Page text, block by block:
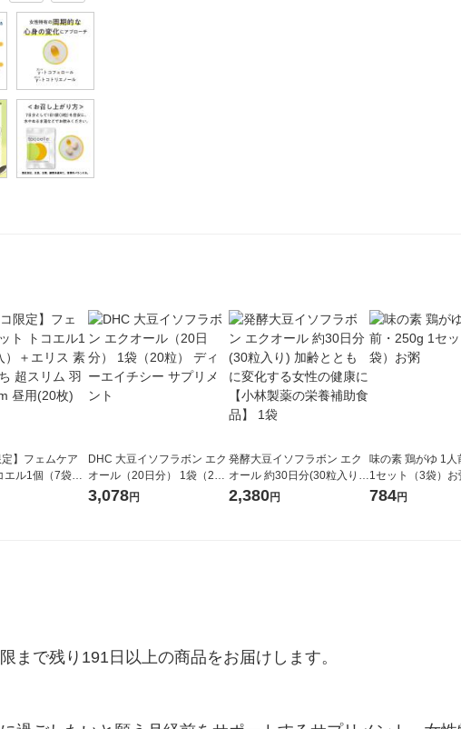
定】フェムケア
エル1個（7袋
素肌のきもち
つき 23cm 昼用
DHC 大豆イソフラボン エク
オール（20日分） 1袋（20
粒） ディーエイチシー サプ
リメント
3,078円
発酵大豆イソフラボン エク
オール 約30日分(30粒入り)
加齢とともに変化する女性
の健康に【小林製薬の栄養
2,380円
味の素 鶏がゆ 1人
1セット（3袋）お
784円
まで残り191日以上の商品をお届けします。